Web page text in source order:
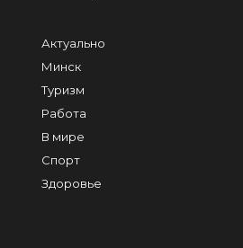
Актуально
Минск
Туризм
Работа
В мире
Спорт
Здоровье